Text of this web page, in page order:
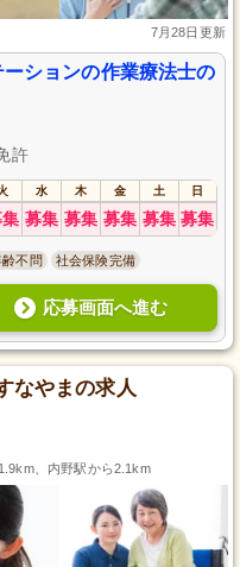
7月28日更新
ションの作業療法士の
許
水 木 金 土 日
募集 募集 募集 募集 募集
齢不問 社会保険完備
応募画面へ進む
なやまの求人
、内野駅から2.1km